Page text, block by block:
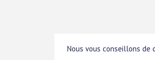
Nous vous conseillons